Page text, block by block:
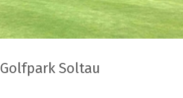
Golfpark Soltau